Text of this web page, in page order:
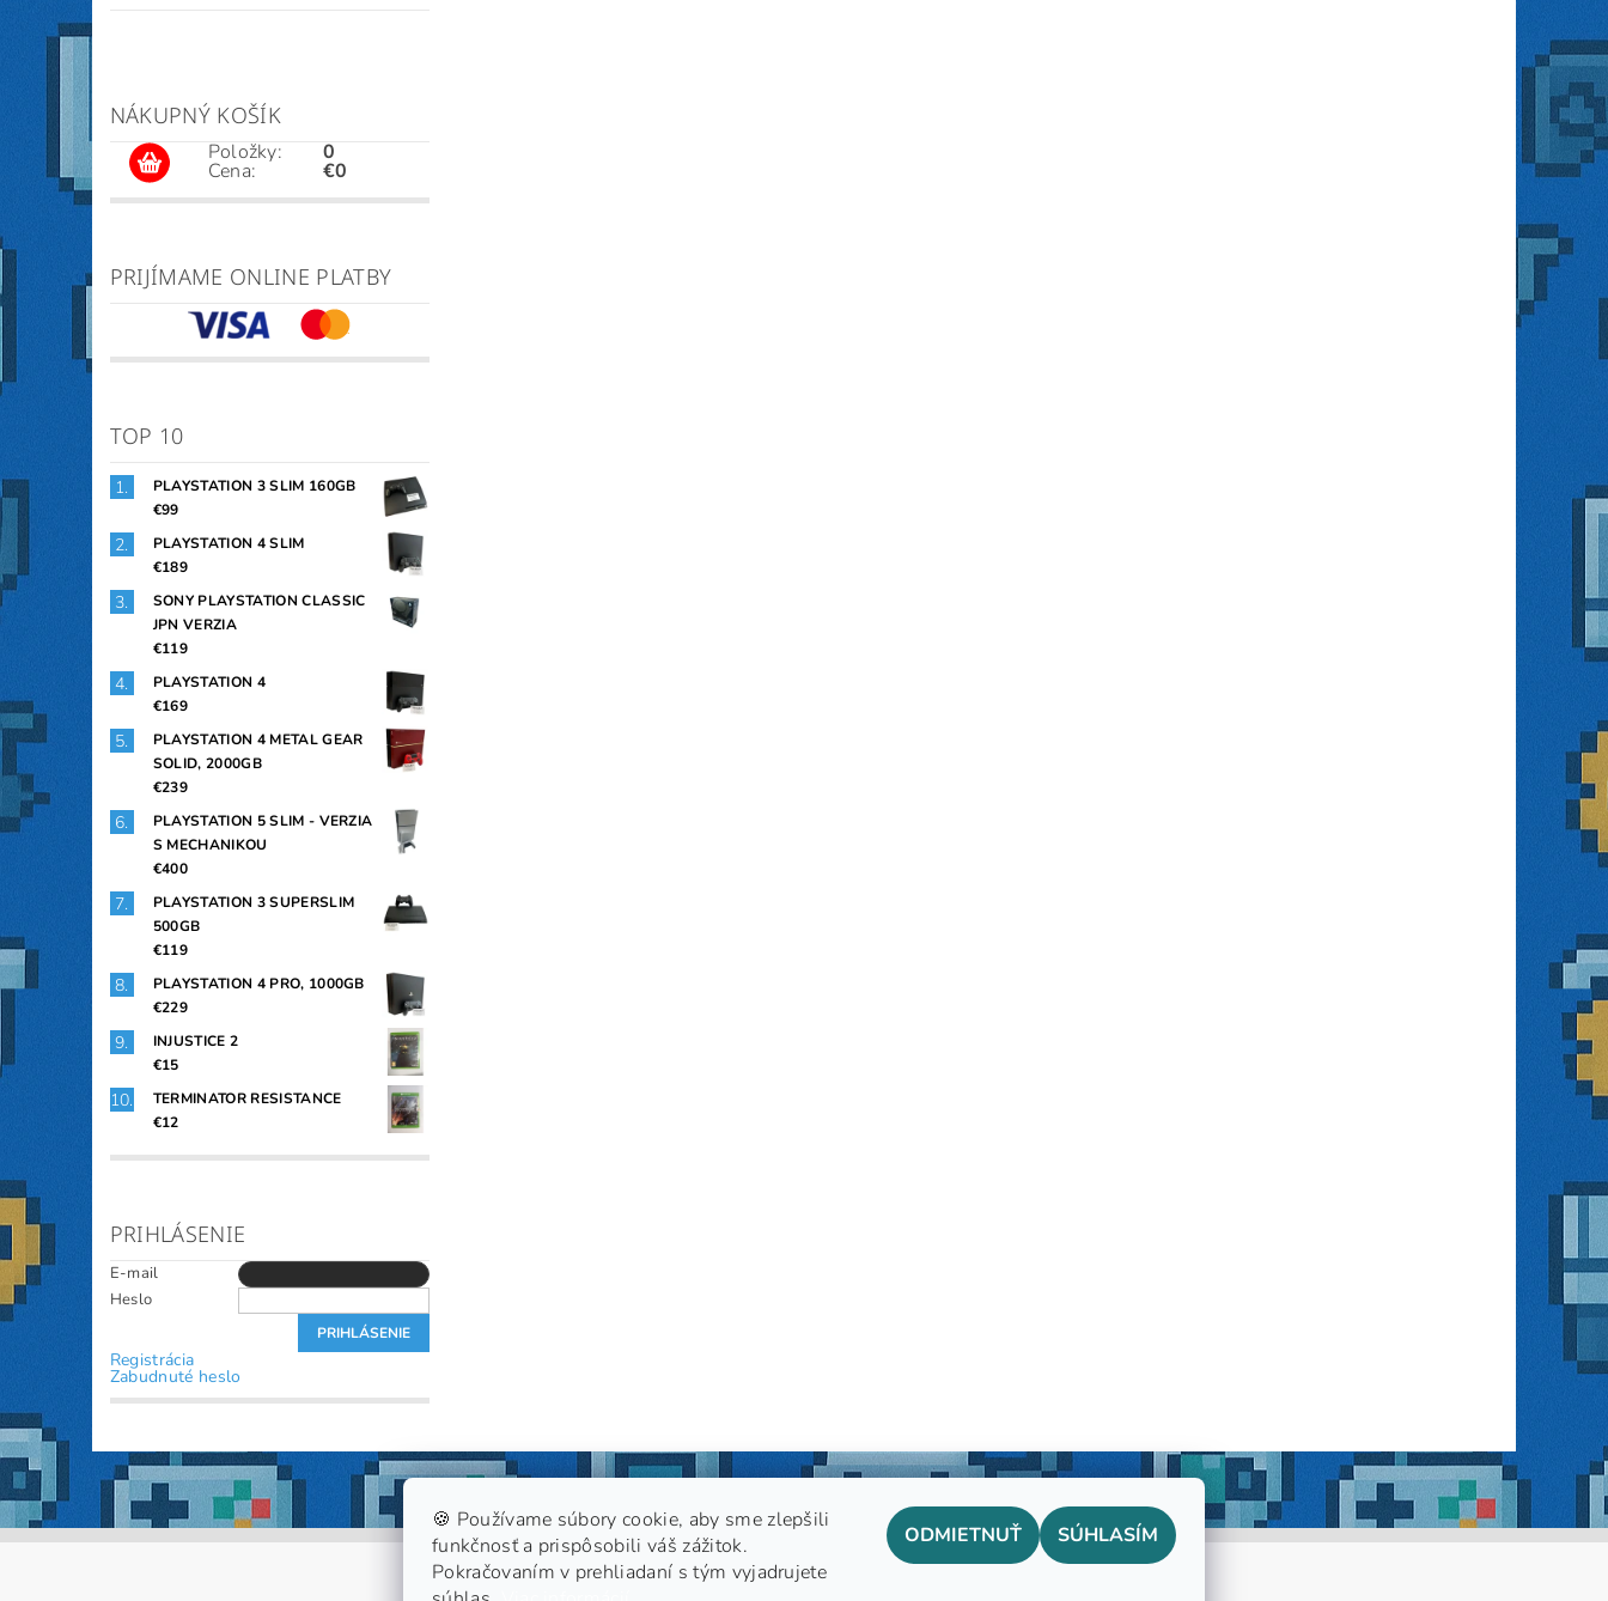
NÁKUPNÝ KOŠÍK
Položky:
Cena:
0
€0
PRIJÍMAME ONLINE PLATBY
TOP 10
PLAYSTATION 3 SLIM 160GB
€99
PLAYSTATION 4 SLIM
€189
SONY PLAYSTATION CLASSIC
JPN VERZIA
€119
PLAYSTATION 4
€169
PLAYSTATION 4 METAL GEAR
SOLID, 2000GB
€239
PLAYSTATION 5 SLIM - VERZIA
S MECHANIKOU
€400
PLAYSTATION 3 SUPERSLIM
500GB
€119
PLAYSTATION 4 PRO, 1000GB
€229
INJUSTICE 2
€15
TERMINATOR RESISTANCE
€12
PRIHLÁSENIE
E-mail
Heslo
Registrácia
Zabudnuté heslo
GDPR
🍪 Používame súbory cookie, aby sme zlepšili
funkčnosť a prispôsobili váš zážitok.
Pokračovaním v prehliadaní s tým vyjadrujete
ODMIETNUŤ SÚHLASÍM